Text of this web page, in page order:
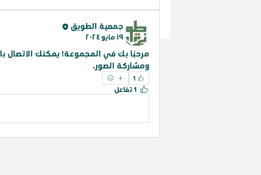
جمعية الطويق
١٩ مايو ٢٠٢٤
ومشاركة الصور.
1
1 تفاعل